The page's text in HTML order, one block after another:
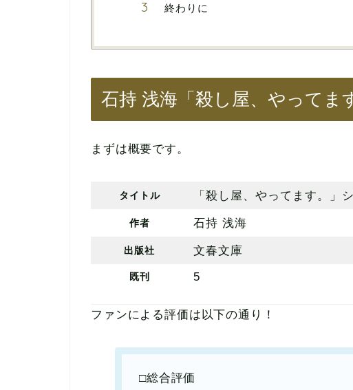
終わりに
石持 浅海「殺し屋、やってま
まずは概要です。
タイトル 「殺し屋、やってます。」
作者 石持 浅海
出版社 文春文庫
既刊 5
ファンによる評価は以下の通り！
□総合評価